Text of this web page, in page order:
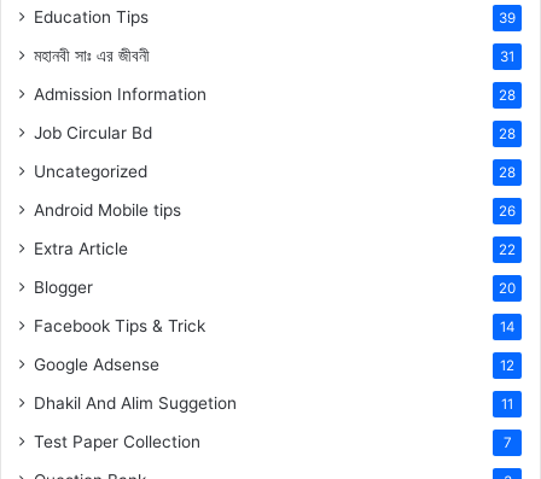
Education Tips 39
মহানবী সাঃ এর জীবনী 31
Admission Information 28
Job Circular Bd 28
Uncategorized 28
Android Mobile tips 26
Extra Article 22
Blogger 20
Facebook Tips & Trick 14
Google Adsense 12
Dhakil And Alim Suggetion 11
Test Paper Collection 7